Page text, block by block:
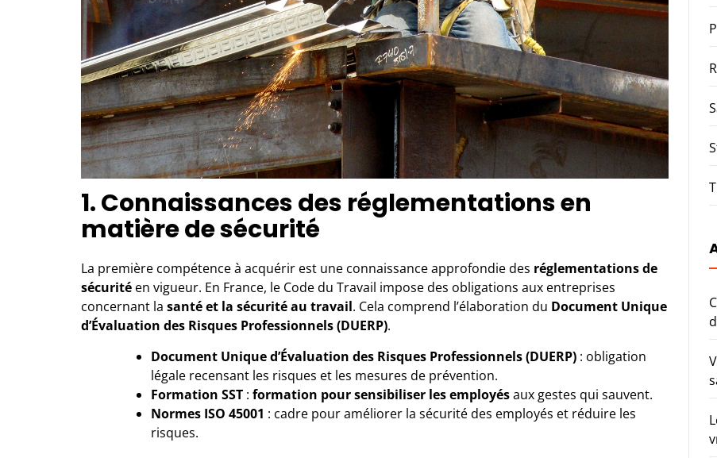
1. Connaissances des réglementations en
matière de sécurité
La première compétence à acquérir est une connaissance approfondie des réglementations de
sécurité en vigueur. En France, le Code du Travail impose des obligations aux entreprises
concernant la santé et la sécurité au travail. Cela comprend l’élaboration du Document Unique
d’Évaluation des Risques Professionnels (DUERP).
Document Unique d’Évaluation des Risques Professionnels (DUERP) : obligation
légale recensant les risques et les mesures de prévention.
Formation SST : formation pour sensibiliser les employésaux gestes qui sauvent.
Normes ISO 45001 : cadre pour améliorer la sécurité des employés et réduire les
risques.